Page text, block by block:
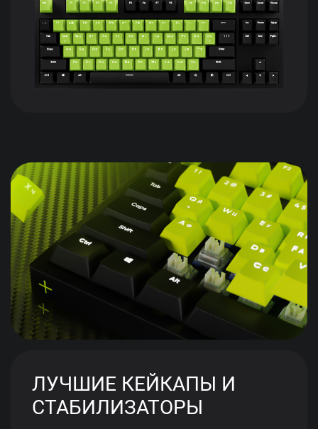
ЛУЧШИЕ КЕЙКАПЫ И
СТАБИЛИЗАТОРЫ